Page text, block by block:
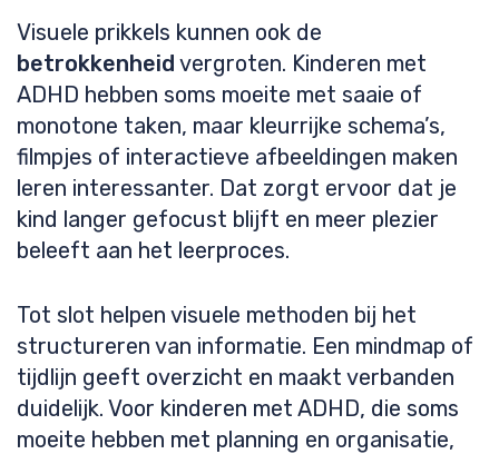
Visuele prikkels kunnen ook de
betrokkenheid vergroten. Kinderen met
ADHD hebben soms moeite met saaie of
monotone taken, maar kleurrijke schema’s,
filmpjes of interactieve afbeeldingen maken
leren interessanter. Dat zorgt ervoor dat je
kind langer gefocust blijft en meer plezier
beleeft aan het leerproces.
Tot slot helpen visuele methoden bij het
structureren van informatie. Een mindmap of
tijdlijn geeft overzicht en maakt verbanden
duidelijk. Voor kinderen met ADHD, die soms
moeite hebben met planning en organisatie,